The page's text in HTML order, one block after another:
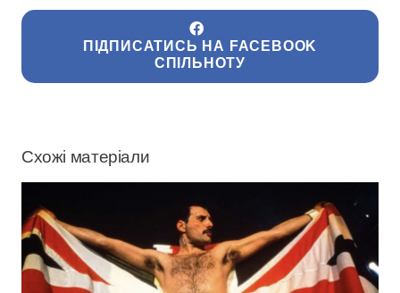
ПІДПИСАТИСЬ НА FACEBOOK
СПІЛЬНОТУ
Схожі матеріали